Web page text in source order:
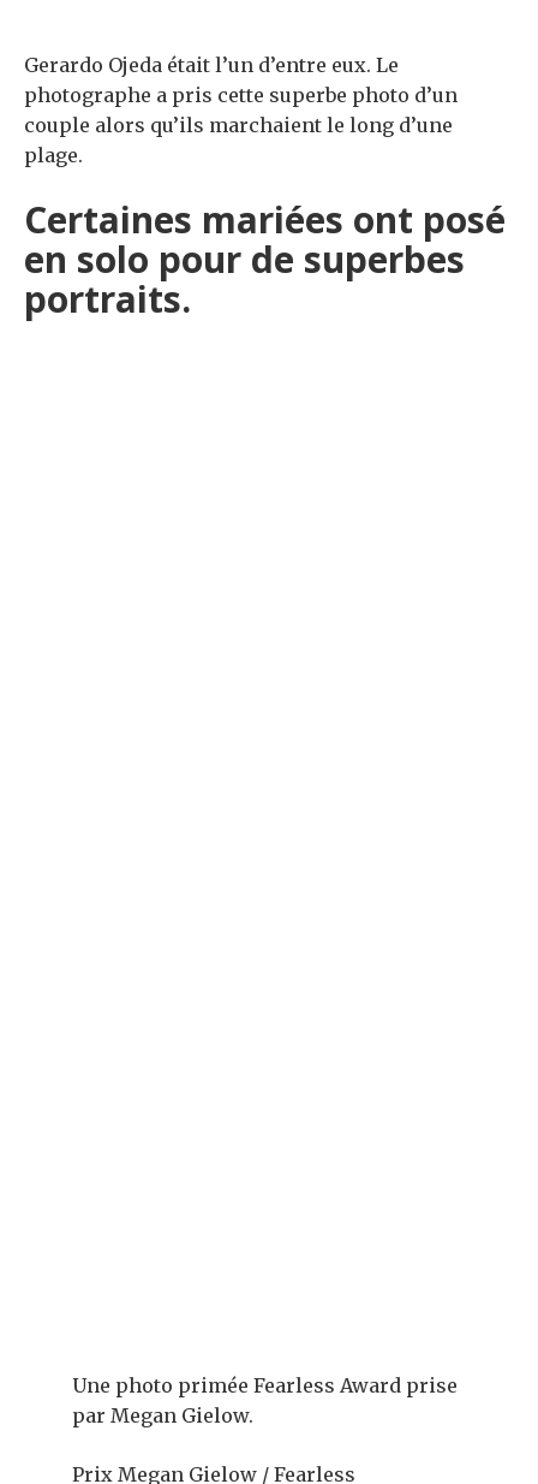
Gerardo Ojeda était l’un d’entre eux. Le
photographe a pris cette superbe photo d’un
couple alors qu’ils marchaient le long d’une
plage.
Certaines mariées ont posé
en solo pour de superbes
portraits.
Une photo primée Fearless Award prise
par Megan Gielow.
Prix ​​Megan Gielow / Fearless